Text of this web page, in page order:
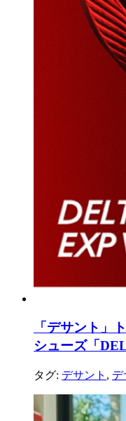
「デサント」
シューズ「
タグ: デサント , デ